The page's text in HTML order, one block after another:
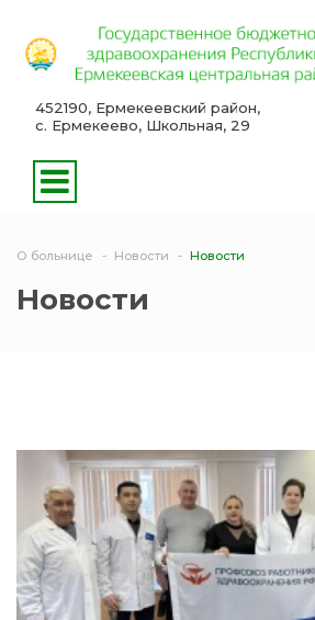
452190, Ермекеевский район,
с. Ермекеево, Школьная, 29
О больнице Новости Новости
Новости